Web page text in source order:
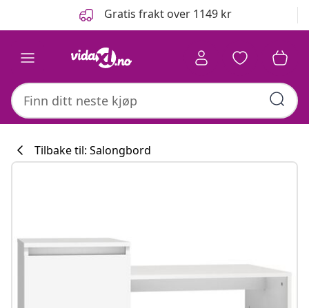
Gratis frakt over 1149 kr
Tilbake til: Salongbord